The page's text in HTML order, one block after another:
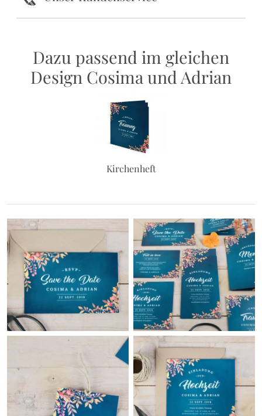
Dazu passend im gleichen
Design Cosima und Adrian
Kirchenheft